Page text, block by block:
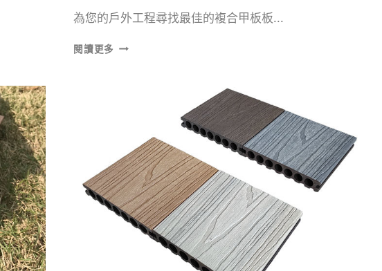
為您的戶外工程尋找最佳的複合甲板板...
閱讀更多 為
找
最
佳
的
複